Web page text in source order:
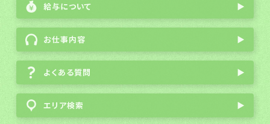
給与について ▶
お仕事内容 ▶
よくある質問 ▶
エリア検索 ▶